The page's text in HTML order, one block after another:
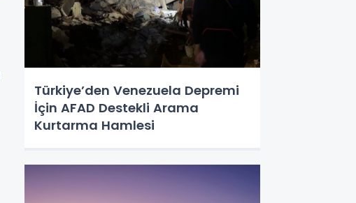
Türkiye’den Venezuela Depremi
İçin AFAD Destekli Arama
Kurtarma Hamlesi